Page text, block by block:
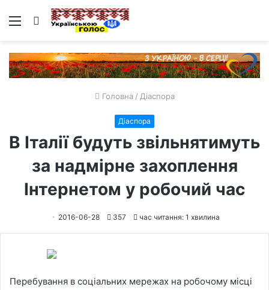
Меню Пошук
Головна / Діаспора
Діаспора
В Італії будуть звільнятимуть
за надмірне захоплення
Інтернетом у робочий час
2016-06-28 357 час читання: 1 хвилина
Перебування в соціальних мережах на робочому місці